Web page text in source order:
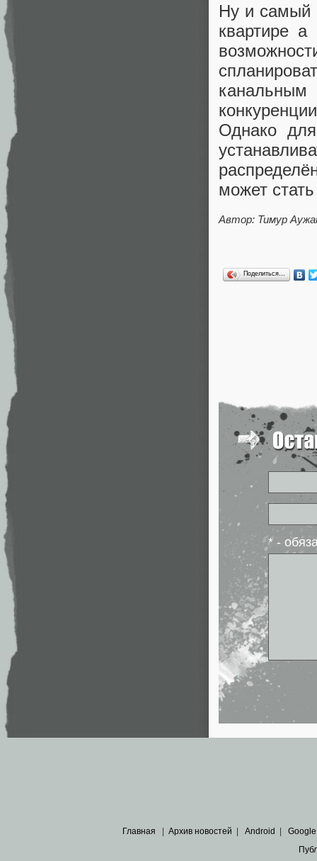
Ну и самый
квартире
канальным
Однако
может
Автор: Тимур
Поделиться…
* -
Главная Архив новостей Android Google